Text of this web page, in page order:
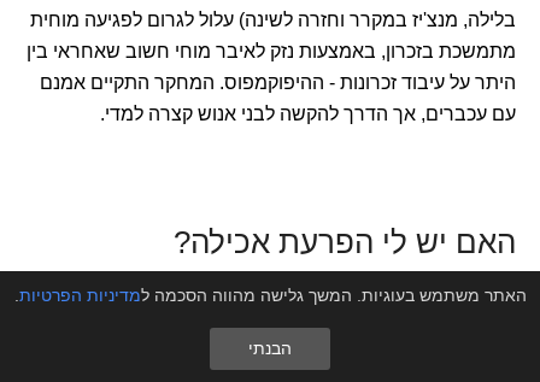
בלילה, מנצ'יז במקרר וחזרה לשינה) עלול לגרום לפגיעה מוחית
מתמשכת בזכרון, באמצעות נזק לאיבר מוחי חשוב שאחראי בין
היתר על עיבוד זכרונות - ההיפוקמפוס. המחקר התקיים אמנם
עם עכברים, אך הדרך להקשה לבני אנוש קצרה למדי.
האם יש לי הפרעת אכילה?
חייהם הודות לעבודה נפשית מאומצת, מתלוצצים חברי קבוצת
האתר משתמש בעוגיות. המשך גלישה מהווה הסכמה למדיניות הפרטיות
הבנתי